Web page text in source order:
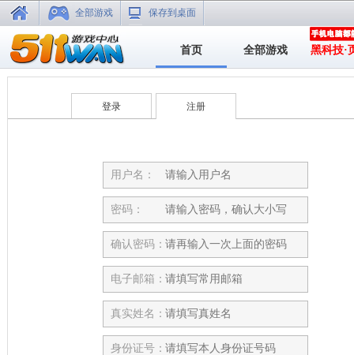
全部游戏 保存到桌面
首页 全部游戏 黑科技·
登录 注册
用户名：
密码：
确认密码：
电子邮箱：
真实姓名：
身份证号：